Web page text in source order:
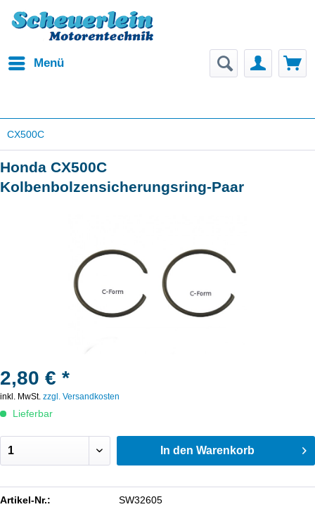
Menü
CX500C
Honda CX500C
Kolbenbolzensicherungsring-Paar
2,80 € *
inkl. MwSt. zzgl. Versandkosten
Lieferbar
In den Warenkorb
Artikel-Nr.: SW32605